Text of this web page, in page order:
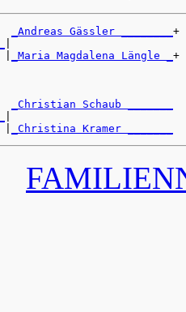
_Andreas Gässler ________ +
_Maria Magdalena Längle _ +
_Christian Schaub _______
_Christina Kramer _______